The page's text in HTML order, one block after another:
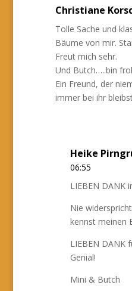
Christiane
Tolle Sache und
Bäume von mir.
Freut mich sehr.
Und Butch…..bin
Ein Freund, der
immer bei ihr
Heike
06:55
LIEBEN DANK
Nie
kennst meinen
LIEBEN DANK
Genial!
Mini & Butch